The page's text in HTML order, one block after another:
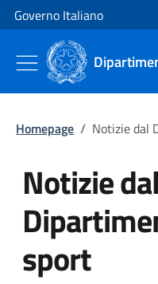
Vai al contenuto
Vai alla navigazione del sito
Governo Italiano
Homepage / Notizie dal
Notizie dal
sport